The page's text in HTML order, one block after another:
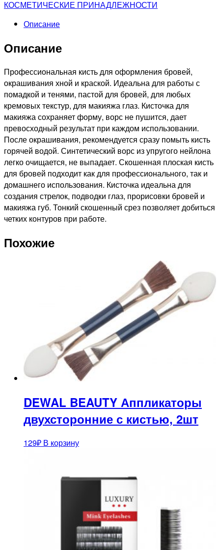
бровей
КОСМЕТИЧЕСКИЕ ПРИНАДЛЕЖНОСТИ
Описание
Описание
Профессиональная кисть для оформления бровей,
окрашивания хной и краской. Идеальна для работы с
помадкой и тенями, пастой для бровей, для любых
кремовых текстур, для макияжа глаз. Кисточка для
макияжа сохраняет форму, ворс не пушится, дает
превосходный результат при каждом использовании.
После окрашивания, рекомендуется сразу помыть кисть
горячей водой. Синтетический ворс из упругого нейлона
легко очищается, не выпадает. Скошенная плоская кисть
для бровей подходит как для профессионального, так и
домашнего использования. Кисточка идеальна для
создания стрелок, подводки глаз, прорисовки бровей и
макияжа губ. Тонкий скошенный срез позволяет добиться
четких контуров при работе.
Похожие
DEWAL BEAUTY Аппликаторы
двухсторонние с кистью, 2шт
129₽ В корзину